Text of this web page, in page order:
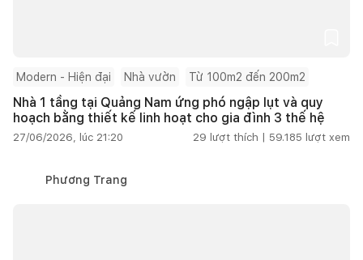
Modern - Hiện đại Nhà vườn Từ 100m2 đến 200m2
Nhà 1 tầng tại Quảng Nam ứng phó ngập lụt và quy
hoạch bằng thiết kế linh hoạt cho gia đình 3 thế hệ
27/06/2026, lúc 21:20 29 lượt thích | 59.185 lượt xem
Phương Trang